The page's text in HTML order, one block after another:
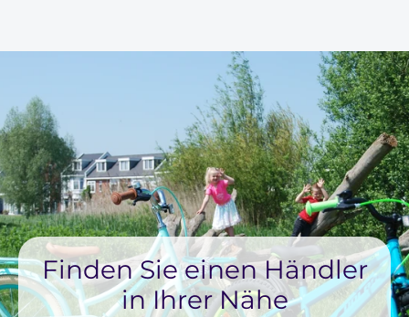
Finden Sie einen Händler
in Ihrer Nähe